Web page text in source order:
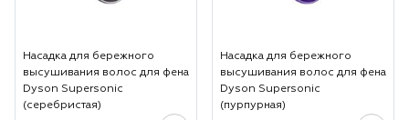
Насадка для бережного
высушивания волос для фена
Dyson Supersonic
(серебристая)
Насадка для бережного
высушивания волос для фена
Dyson Supersonic
(пурпурная)